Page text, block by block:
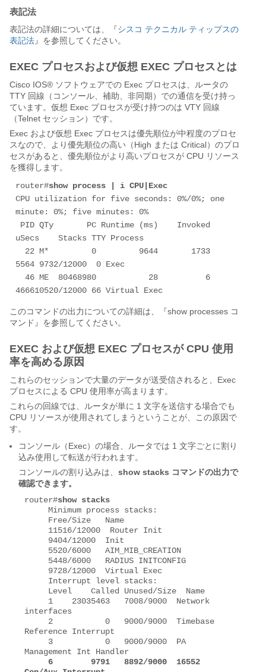
表記法
表記法の詳細については、『シスコ テクニカル ティップスの
表記法』を参照してください。
EXEC プロセスおよび仮想 EXEC プロセスとは
Cisco IOS® ソフトウェアでの Exec プロセスは、ルータの
TTY 回線（コンソール、補助、非同期）での通信を受け持っ
ています。仮想 Exec プロセスが受け持つのは VTY 回線
（Telnet セッション）です。
Exec および仮想 Exec プロセスは優先順位が中程度のプロセ
スなので、より優先順位の高い（High または Critical）のプロ
セスがあると、優先順位がより高いプロセスが CPU リソース
を獲得します。
router#show process | i CPU|Exec
CPU utilization for five seconds: 0%/0%; one
minute: 0%; five minutes: 0%
uSecs    Stacks TTY Process
5564 9732/12000  0 Exec
466610520/12000 66 Virtual Exec
このコマンドの出力についての詳細は、『show processes コ
マンド』を参照してください。
EXEC および仮想 EXEC プロセスが CPU 使用
率を高める原因
これらのセッションで大量のデータが送受信されると、Exec
プロセスによる CPU 使用率が高まります。
これらの回線では、ルータが単に 1 文字を送信する場合でも
CPU リソースが使用されてしまうということが、この原因で
す。
コンソール（Exec）の場合、ルータでは 1 文字ごとに割り
込み使用して転送が行われます。
コンソールの割り込みは、 show stacks コマンドの出力で
確認できます。
router#show stacks
interfaces
Reference Interrupt
Management Int Handler
6        9791   8892/9000  16552